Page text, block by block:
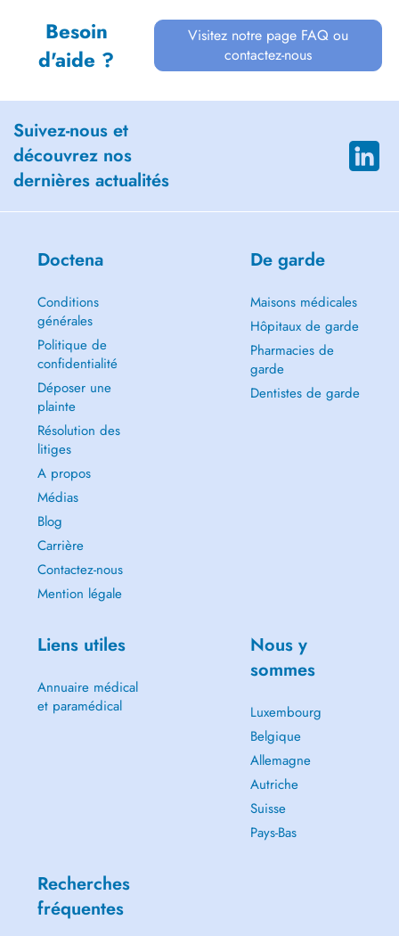
Besoin
d'aide ?
Visitez notre page FAQ ou
contactez-nous
Suivez-nous et
découvrez nos
dernières actualités
Doctena
Conditions
générales
Politique de
confidentialité
Déposer une
plainte
Résolution des
litiges
A propos
Médias
Blog
Carrière
Contactez-nous
Mention légale
De garde
Maisons médicales
Hôpitaux de garde
Pharmacies de
garde
Dentistes de garde
Liens utiles
Annuaire médical
et paramédical
Nous y
sommes
Luxembourg
Belgique
Allemagne
Autriche
Suisse
Pays-Bas
Recherches
fréquentes